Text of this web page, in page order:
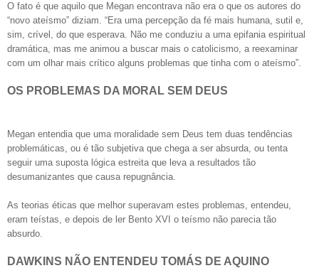
O fato é que aquilo que Megan encontrava não era o que os autores do
“novo ateísmo” diziam. “Era uma percepção da fé mais humana, sutil e,
sim, crível, do que esperava. Não me conduziu a uma epifania espiritual
dramática, mas me animou a buscar mais o catolicismo, a reexaminar
com um olhar mais crítico alguns problemas que tinha com o ateísmo”.
OS PROBLEMAS DA MORAL SEM DEUS
Megan entendia que uma moralidade sem Deus tem duas tendências
problemáticas, ou é tão subjetiva que chega a ser absurda, ou tenta
seguir uma suposta lógica estreita que leva a resultados tão
desumanizantes que causa repugnância.
As teorias éticas que melhor superavam estes problemas, entendeu,
eram teístas, e depois de ler Bento XVI o teísmo não parecia tão
absurdo.
DAWKINS NÃO ENTENDEU TOMÁS DE AQUINO